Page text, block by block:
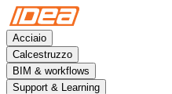
Acciaio
Calcestruzzo
BIM & workflows
Support & Learning